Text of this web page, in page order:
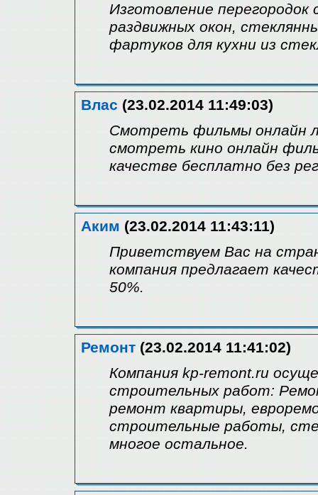
Изготовление
раздвижных окон,
фартуков для кухни из
Влас (23.02.2014 11:49:03)
Смотреть фильмы онлайн
смотреть кино онлайн
качестве бесплатно без
Аким (23.02.2014 11:43:11)
Приветствуем Вас на
компания предлагает
50%.
Ремонт (23.02.2014 11:41:02)
Компания kp-remont.ru
строительных работ:
ремонт квартиры,
строительные работы,
многое остальное.